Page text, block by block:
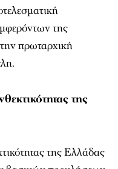
της
πρωταρχική
της
της Ελλάδας